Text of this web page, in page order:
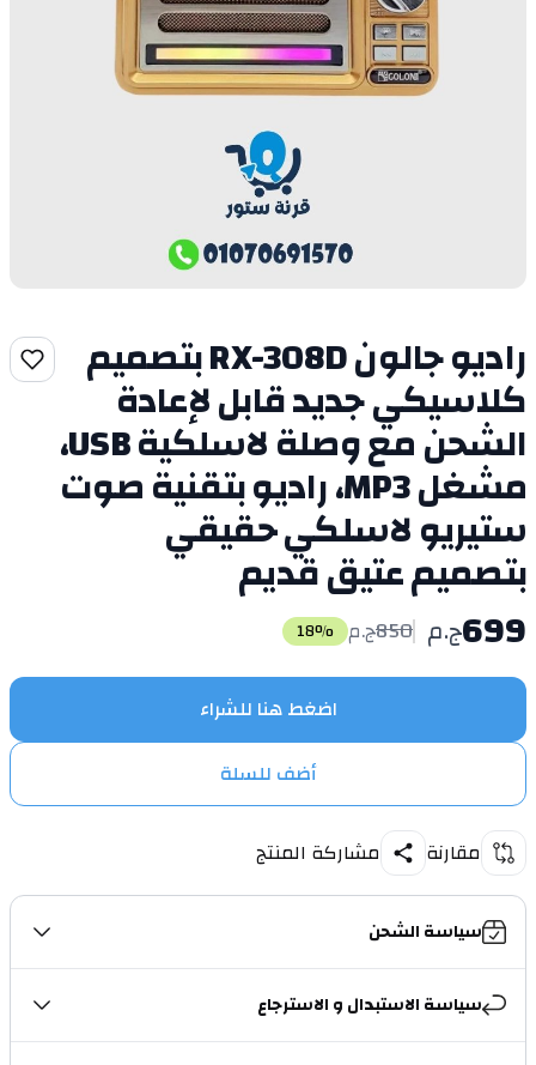
راديو جالون RX-308D بتصميم
كلاسيكي جديد قابل لإعادة
الشحن مع وصلة لاسلكية USB،
مشغل MP3، راديو بتقنية صوت
ستيريو لاسلكي حقيقي
بتصميم عتيق قديم
699ج.م 850ج.م 18%
اضغط هنا للشراء
أضف للسلة
مقارنة مشاركة المنتج
سياسة الشحن
سياسة الاستبدال و الاسترجاع